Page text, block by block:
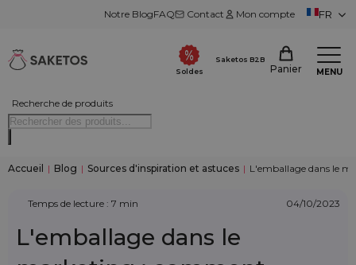
Notre BlogFAQ Contact Mon compte FR
Recherche de produits
Soldes
Saketos B2B
Panier MENU
Accueil | Blog | Sources d'inspiration et astuces | L'emballage dans le
Temps de lecture : 7 min 04/10/2023
L'emballage dans le